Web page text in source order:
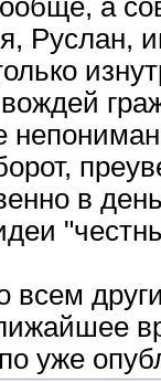
а
Руслан,
в
всем
уже